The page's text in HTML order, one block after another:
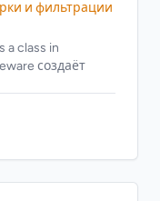
и фильтрации
a class in
создаёт